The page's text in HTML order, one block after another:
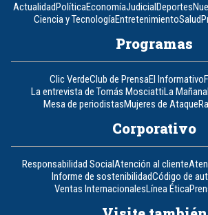
ActualidadPolíticaEconomíaJudicialDeportes
Ciencia y TecnologíaEntretenimientoSalud
Programas
Clic VerdeClub de PrensaEl Informativo
La entrevista de Tomás MosciattiLa Mañana
Mesa de periodistasMujeres de Ataque
Corporativo
Responsabilidad SocialAtención al cliente
Informe de sostenibilidadCódigo de
Ventas InternacionalesLínea Ética